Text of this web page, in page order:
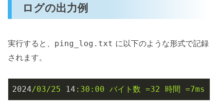
ログの出力例
実行すると、 ping_log.txt に以下のような形式で記録
されます。
2024/03/25 14 :30:00 バイト数 =32 時間 =7ms